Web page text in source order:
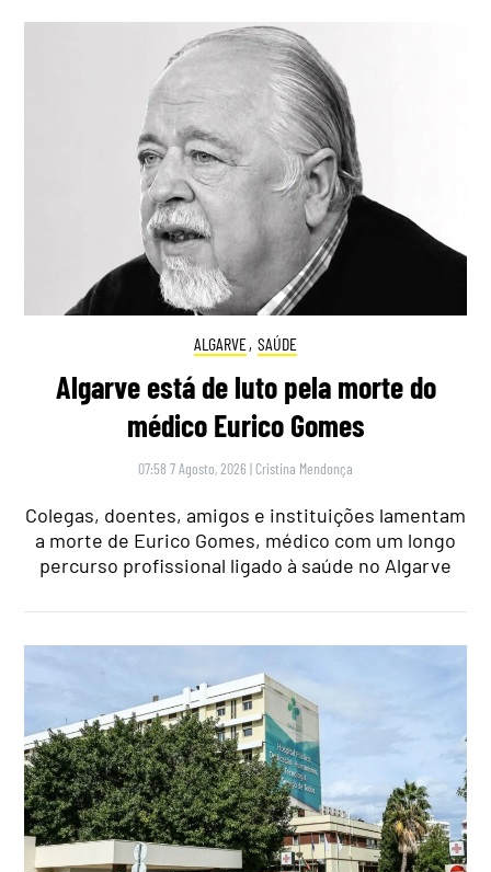
ALGARVE, SAÚDE
Algarve está de luto pela morte do
médico Eurico Gomes
07:58 7 Agosto, 2026 | Cristina Mendonça
Colegas, doentes, amigos e instituições lamentam
a morte de Eurico Gomes, médico com um longo
percurso profissional ligado à saúde no Algarve